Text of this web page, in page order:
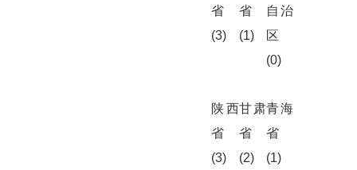
省
(3)
省
(1)
自治
区
(0)
陕西
省
(3)
甘肃
省
(2)
青海
省
(1)